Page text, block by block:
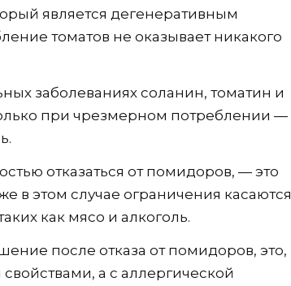
является дегенеративным
томатов не оказывает никакого
заболеваниях соланин, томатин и
при чрезмерном потреблении —
отказаться от помидоров, — это
в этом случае ограничения касаются
как мясо и алкоголь.
после отказа от помидоров, это,
а с аллергической